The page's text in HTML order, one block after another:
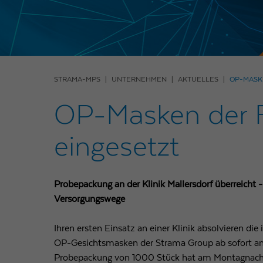
STRAMA-MPS UNTERNEHMEN AKTUELLES OP-
OP-Masken der
eingesetzt
Probepackung an der Klinik Mallersdorf überreicht
Versorgungswege
Ihren ersten Einsatz an einer Klinik absolvieren
OP-Gesichtsmasken der Strama Group ab sofort
Probepackung von 1000 Stück hat am